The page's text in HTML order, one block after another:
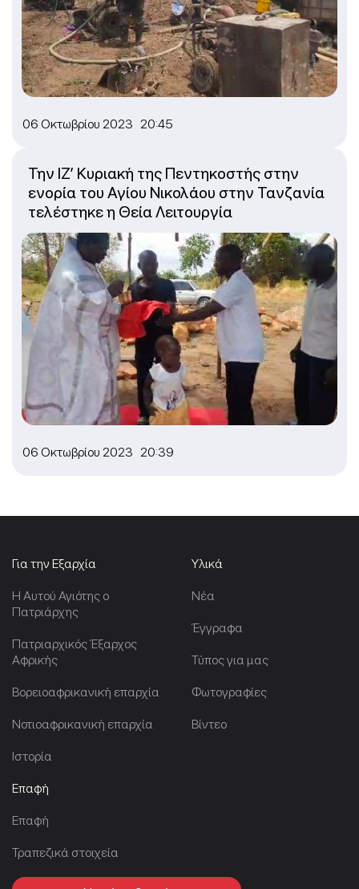
06 Οκτωβρίου 2023 20:45
06 Οκτωβρίου 2023 20:39
Την ΙΖ’ Κυριακή της Πεντηκοστής στην
ενορία του Αγίου Νικολάου στην Τανζανία
τελέστηκε η Θεία Λειτουργία
Για την Εξαρχία
Η Αυτού Αγιότης ο
Πατριάρχης
Πατριαρχικός Έξαρχος
Αφρικής
Βορειοαφρικανική επαρχία
Νοτιοαφρικανική επαρχία
Ιστορία
Υλικά
Νέα
Έγγραφα
Τύπος για μας
Φωτογραφίες
Βίντεο
Επαφή
Επαφή
Τραπεζικά στοιχεία